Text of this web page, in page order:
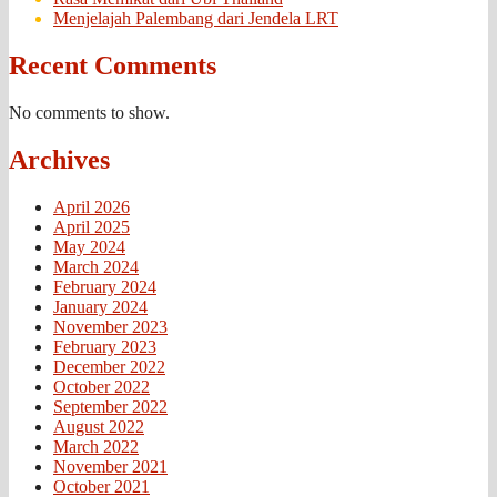
Menjelajah Palembang dari Jendela LRT
Recent Comments
No comments to show.
Archives
April 2026
April 2025
May 2024
March 2024
February 2024
January 2024
November 2023
February 2023
December 2022
October 2022
September 2022
August 2022
March 2022
November 2021
October 2021